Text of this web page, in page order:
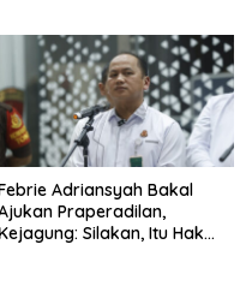
Adriansyah Bakal
Praperadilan,
Silakan, Itu Hak